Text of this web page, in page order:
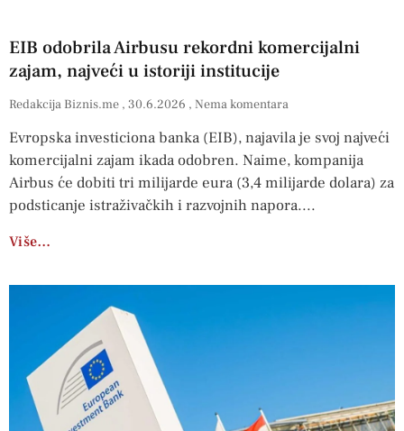
EIB odobrila Airbusu rekordni komercijalni
zajam, najveći u istoriji institucije
Redakcija Biznis.me 30.6.2026 Nema komentara
Evropska investiciona banka (EIB), najavila je svoj najveći
komercijalni zajam ikada odobren. Naime, kompanija
Airbus će dobiti tri milijarde eura (3,4 milijarde dolara) za
podsticanje istraživačkih i razvojnih napora.
Više…